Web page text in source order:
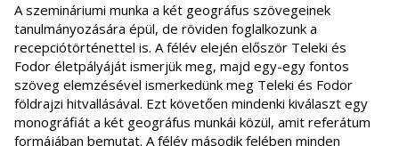
A szemináriumi munka a két geográfus szövegeinek
tanulmányozására épül, de röviden foglalkozunk a
recepciótörténettel is. A félév elején először Teleki és
Fodor életpályáját ismerjük meg, majd egy-egy fontos
szöveg elemzésével ismerkedünk meg Teleki és Fodor
földrajzi hitvallásával. Ezt követően mindenki kiválaszt egy
monográfiát a két geográfus munkái közül, amit referátum
formájában bemutat. A félév második felében minden